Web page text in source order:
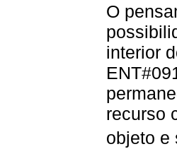
O
interior
recurso
objeto e